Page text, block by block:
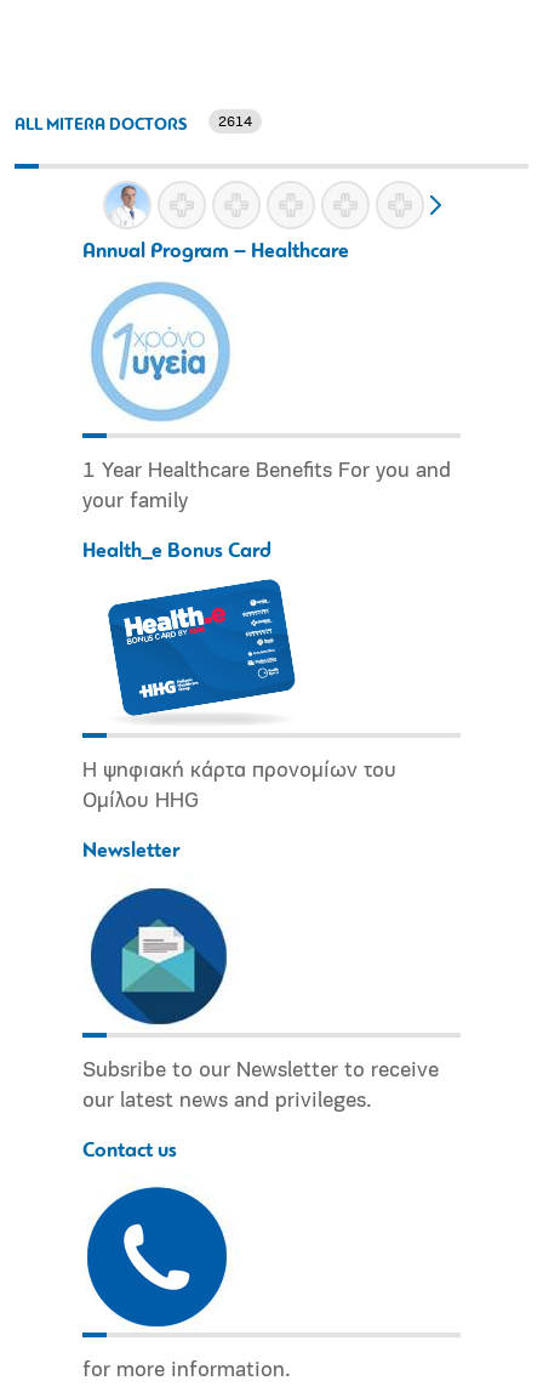
ALL MITERA DOCTORS 2614
Annual Program – Healthcare
1 Year Healthcare Benefits For you and
your family
Health_e Bonus Card
Η ψηφιακή κάρτα προνομίων του
Ομίλου HHG
Newsletter
Subsribe to our Newsletter to receive
our latest news and privileges.
Contact us
for more information.